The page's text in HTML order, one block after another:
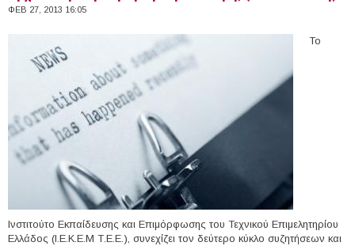
ΦΕΒ 27, 2013 16:05
Το
Ινστιτούτο Εκπαίδευσης και Επιμόρφωσης του Τεχνικού Επιμελητηρίου
Ελλάδος (Ι.Ε.Κ.Ε.Μ Τ.Ε.Ε.), συνεχίζει τον δεύτερο κύκλο συζητήσεων και